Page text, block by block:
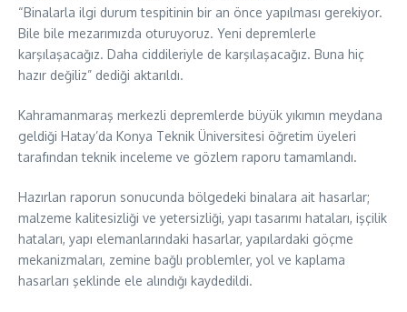
“Binalarla ilgi durum tespitinin bir an önce yapılması gerekiyor.
Bile bile mezarımızda oturuyoruz. Yeni depremlerle
karşılaşacağız. Daha ciddileriyle de karşılaşacağız. Buna hiç
hazır değiliz” dediği aktarıldı.
Kahramanmaraş merkezli depremlerde büyük yıkımın meydana
geldiği Hatay’da Konya Teknik Üniversitesi öğretim üyeleri
tarafından teknik inceleme ve gözlem raporu tamamlandı.
Hazırlan raporun sonucunda bölgedeki binalara ait hasarlar;
malzeme kalitesizliği ve yetersizliği, yapı tasarımı hataları, işçilik
hataları, yapı elemanlarındaki hasarlar, yapılardaki göçme
mekanizmaları, zemine bağlı problemler, yol ve kaplama
hasarları şeklinde ele alındığı kaydedildi.